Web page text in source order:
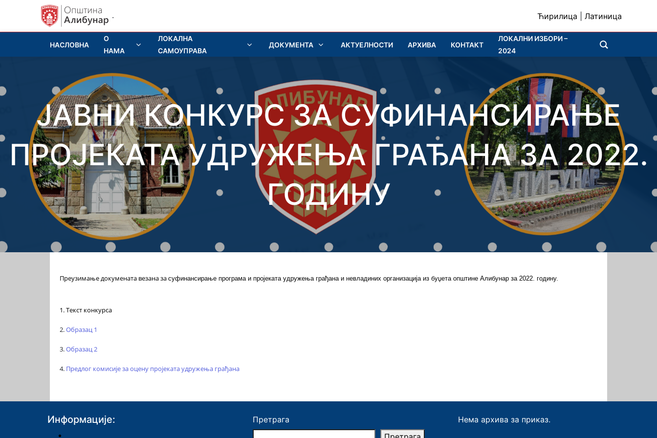
. Ћирилица Латиница
НАСЛОВНА
О
НАМА
ЛОКАЛНА
САМОУПРАВА
ДОКУМЕНТА АКТУЕЛНОСТИ АРХИВА КОНТАКТ
ЛОКАЛНИ ИЗБОРИ –
2024
ЈАВНИ КОНКУРС ЗА СУФИНАНСИРАЊЕ
ПРОЈЕКАТА УДРУЖЕЊА ГРАЂАНА ЗА 2022.
ГОДИНУ
Преузимање докумената везана за суфинансирање програма и пројеката удружења грађана и невладиних организација из буџета општине Алибунар за 2022. годину.
1.Текст конкурса
2.Образац 1
3.Образац 2
4. Предлог комисије за оцену пројеката удружења грађана
Информације:
Претрага
Нема архива за приказ.